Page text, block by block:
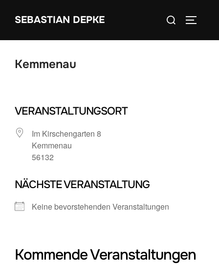
InhaltSEBASTIAN DEPKE
Suchen
Kemmenau
VERANSTALTUNGSORT
Im Kirschengarten 8
Kemmenau
56132
NÄCHSTE VERANSTALTUNG
Keine bevorstehenden Veranstaltungen
Kommende Veranstaltungen